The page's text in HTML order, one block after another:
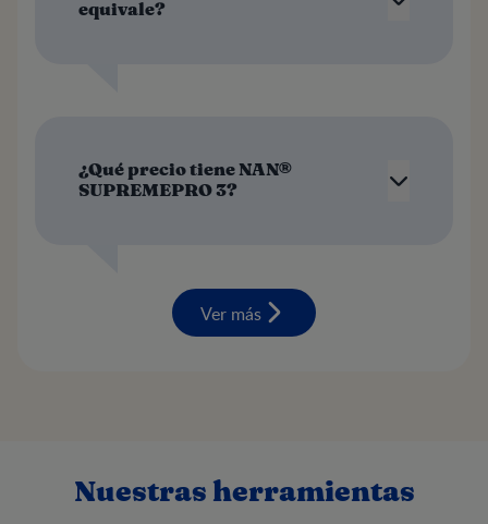
equivale?
¿Qué precio tiene NAN®
SUPREMEPRO 3?
Ver más
Nuestras herramientas